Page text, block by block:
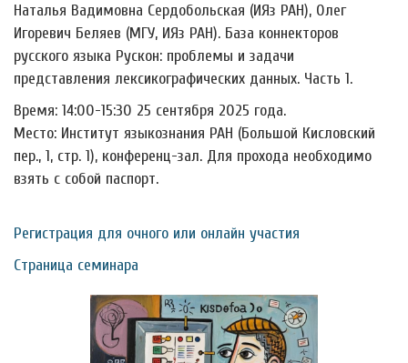
Наталья Вадимовна Сердобольская (ИЯз РАН), Олег
Игоревич Беляев (МГУ, ИЯз РАН). База коннекторов
русского языка Рускон: проблемы и задачи
представления лексикографических данных. Часть 1.
Время: 14:00-15:30 25 сентября 2025 года.
Место: Институт языкознания РАН (Большой Кисловский
пер., 1, стр. 1), конференц-зал. Для прохода необходимо
взять с собой паспорт.
Регистрация для очного или онлайн участия
Страница семинара